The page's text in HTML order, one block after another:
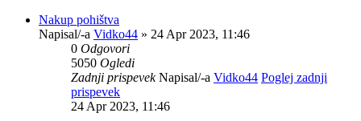
Nakup pohištva
Napisal/-a Vidko44 » 24 Apr 2023, 11:46
0 Odgovori
5050 Ogledi
Zadnji prispevekNapisal/-a Vidko44 Poglej zadnji
prispevek
24 Apr 2023, 11:46